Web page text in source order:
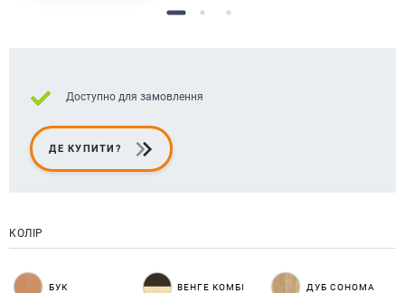
Доступно для замовлення
ДЕ КУПИТИ?
КОЛІР
БУК ВЕНГЕ КОМБІ ДУБ СОНОМА